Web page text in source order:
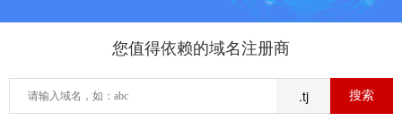
您值得依赖的域名注册商
.tj